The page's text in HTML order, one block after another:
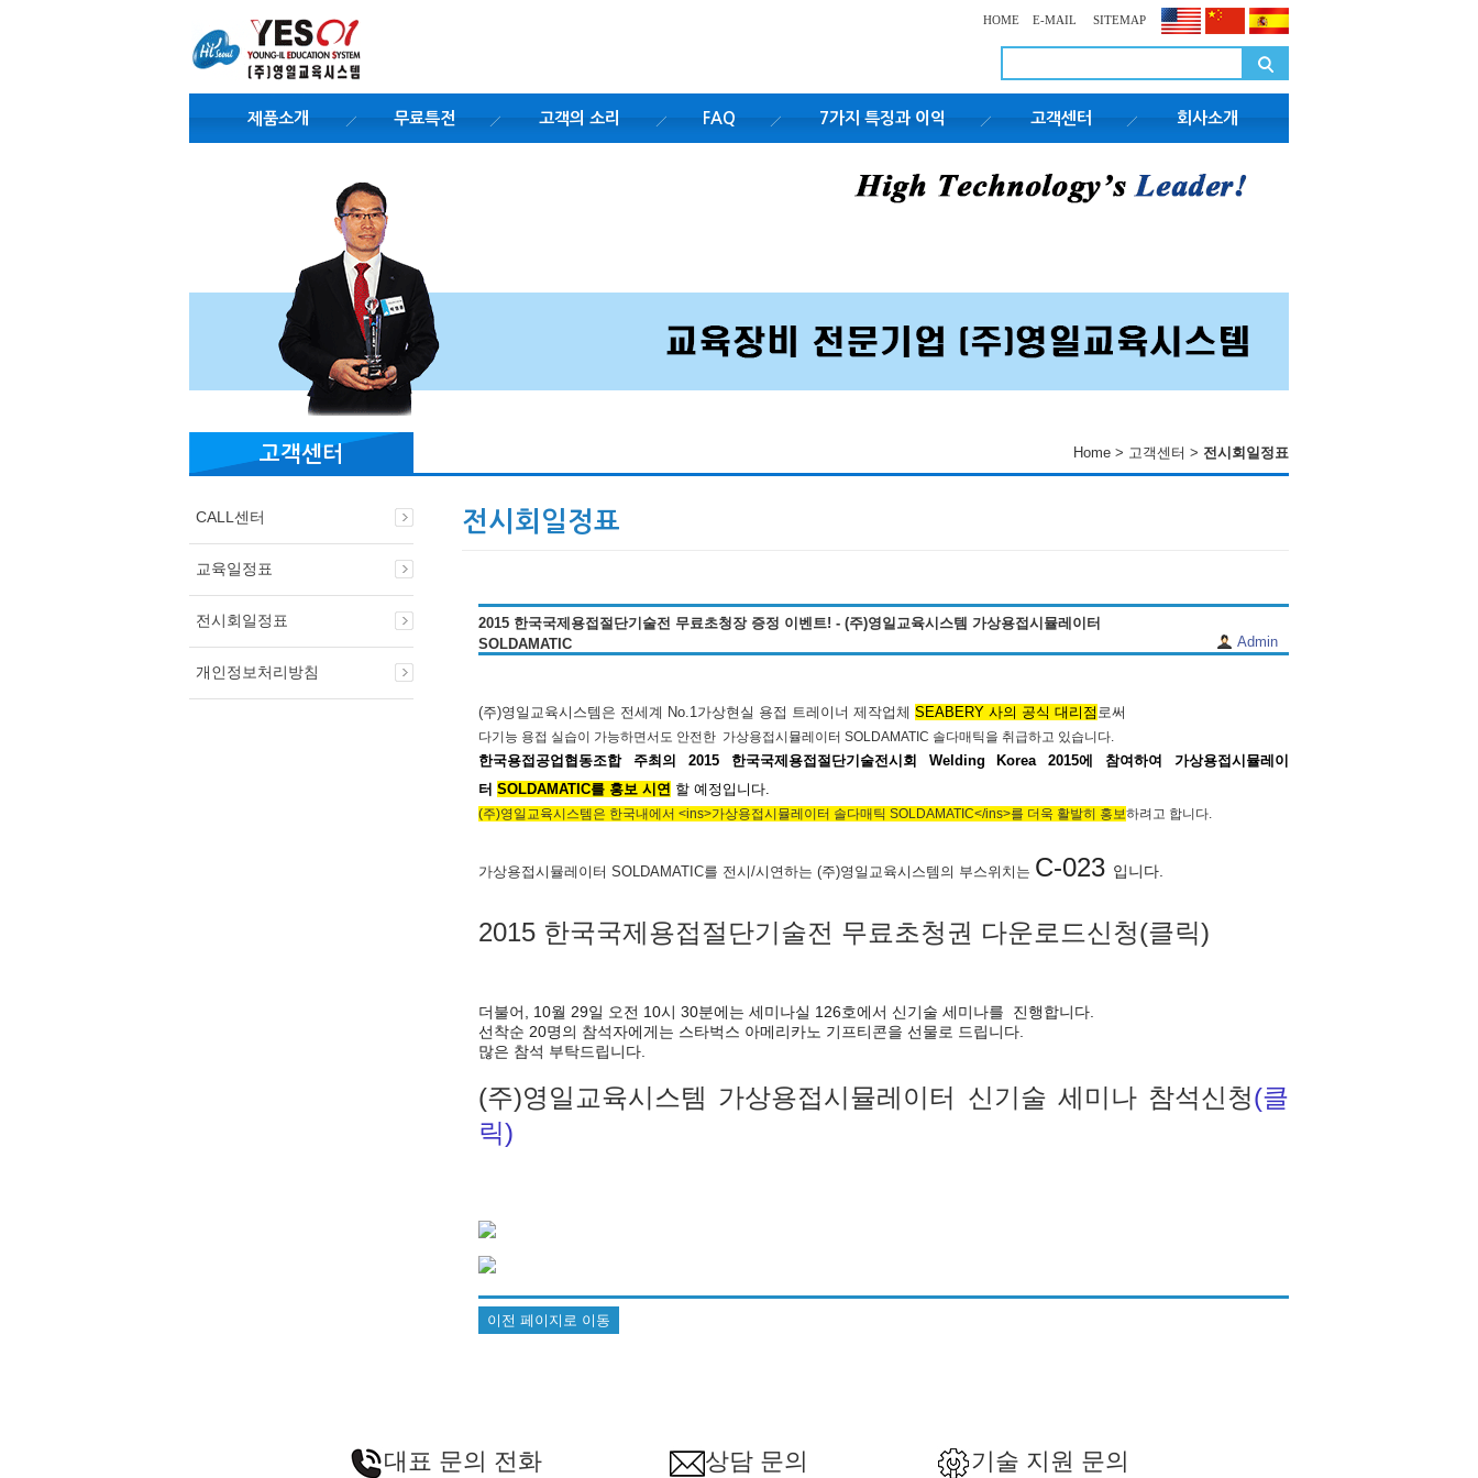
HOME E-MAIL SITEMAP
제품소개 무료특전 고객의 소리 FAQ 7가지 특징과 이익 고객센터 회사소개
고객센터
CALL센터
교육일정표
전시회일정표
개인정보처리방침
Home > 고객센터 > 전시회일정표
전시회일정표
2015 한국국제용접절단기술전 무료초청장 증정 이벤트! - (주)영일교육시스템 가상용접시뮬레이터
SOLDAMATIC
Admin
(주)영일교육시스템은 전세계 No.1가상현실 용접 트레이너 제작업체 SEABERY 사의 공식 대리점 로써
다기능 용접 실습이 가능하면서도 안전한 가상용접시뮬레이터 SOLDAMATIC 솔다매틱을 취급하고 있습니다.
한국용접공업협동조합 주최의 2015 한국국제용접절단기술전시회 Welding Korea 2015에 참여하여 가상용접시뮬레이
터 SOLDAMATIC를 홍보 시연 할 예정입니다.
(주)영일교육시스템은 한국내에서 <ins>가상용접시뮬레이터 솔다매틱 SOLDAMATIC</ins>를 더욱 활발히 홍보하려고 합니다.
가상용접시뮬레이터 SOLDAMATIC를 전시/시연하는 (주)영일교육시스템의 부스위치는 C-023 입니다.
2015 한국국제용접절단기술전 무료초청권 다운로드신청(클릭)
더불어, 10월 29일 오전 10시 30분에는 세미나실 126호에서 신기술 세미나를 진행합니다.
선착순 20명의 참석자에게는 스타벅스 아메리카노 기프티콘을 선물로 드립니다.
많은 참석 부탁드립니다.
(주)영일교육시스템 가상용접시뮬레이터 신기술 세미나 참석신청(클
릭)
이전 페이지로 이동
대표 문의 전화 상담 문의 기술 지원 문의